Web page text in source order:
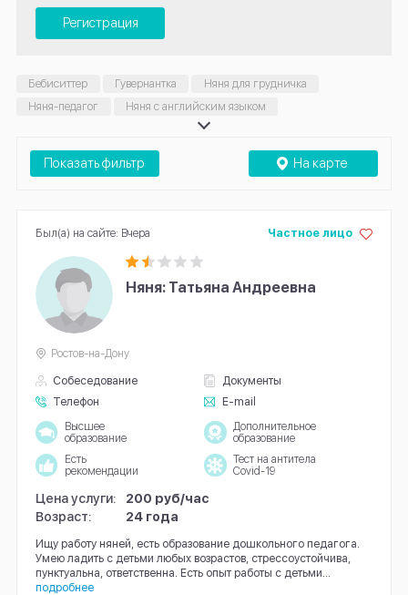
Регистрация
Бебиситтер Гувернантка
Няня для грудничка
Няня-педагог
Няня с английским языком
Сопровождающая няня
Няня на час
Няня на полный день
На карте
Показать фильтр
Няня: Татьяна Андреевна
Собеседование
Документы
Телефон
E-mail
Частное лицо
Ростов-на-Дону
Высшее
образование
Дополнительное
образование
Есть
рекомендации
Тест на антитела
Covid-19
Цена услуги:
200 руб/час
Возраст:
24 года
Ищу работу няней, есть образование дошкольного педагога.
Умею ладить с детьми любых возрастов, стрессоустойчива,
пунктуальна, ответственна. Есть опыт работы с детьми...
подробнее
Был(а) на сайте: Вчера